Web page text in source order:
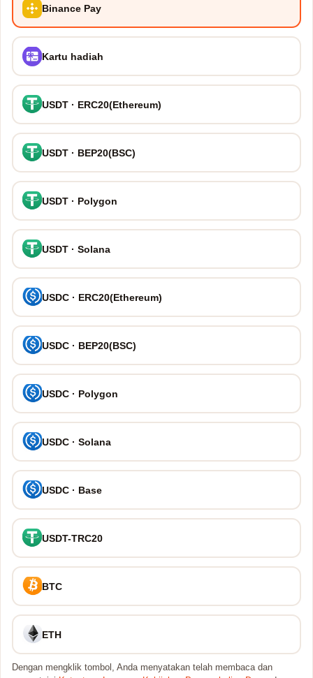
Binance Pay
Kartu hadiah
USDT · ERC20(Ethereum)
USDT · BEP20(BSC)
USDT · Polygon
USDT · Solana
USDC · ERC20(Ethereum)
USDC · BEP20(BSC)
USDC · Polygon
USDC · Solana
USDC · Base
USDT-TRC20
BTC
ETH
Dengan mengklik tombol, Anda menyatakan telah membaca dan